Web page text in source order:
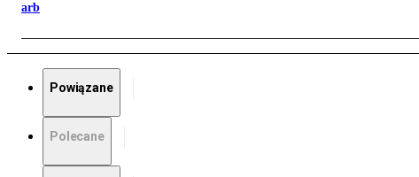
arb
Powiązane
Polecane